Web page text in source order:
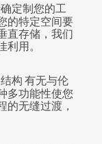
定制您的工
的特定空间要
直存储，我们
用。
构 有无与伦
多功能性使您
的无缝过渡，